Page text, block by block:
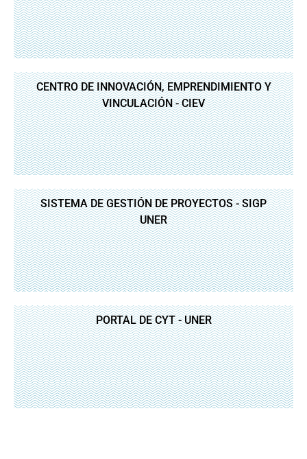
CENTRO DE INNOVACIÓN, EMPRENDIMIENTO Y
VINCULACIÓN - CIEV
SISTEMA DE GESTIÓN DE PROYECTOS - SIGP
UNER
PORTAL DE CYT - UNER